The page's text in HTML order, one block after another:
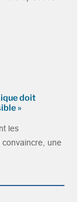
doit
»
les
une